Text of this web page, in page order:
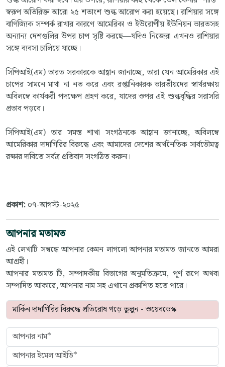
স্বরূপ অতিরিক্ত আরো ২৫ শতাংশ শুল্ক আরোপ করা হয়েছে। রাশিয়ার সঙ্গে
বাণিজ্যিক সম্পর্ক রাখার কারণে আমেরিকা ও ইউরোপীয় ইউনিয়ন ভারতসহ
অন্যান্য দেশগুলির উপর চাপ সৃষ্টি করছে—যদিও নিজেরা এখনও রাশিয়ার
সঙ্গে ব্যবসা চালিয়ে যাচ্ছে।
সিপিআই(এম) ভারত সরকারকে আহ্বান জানাচ্ছে, তারা যেন আমেরিকার এই
চাপের সামনে মাথা না নত করে এবং রপ্তানিকারক ভারতীয়দের স্বার্থরক্ষায়
অবিলম্বে কার্যকরী পদক্ষেপ গ্রহণ করে, যাদের ওপর এই শুল্কবৃদ্ধির সরাসরি
প্রভাব পড়বে।
সিপিআই(এম) তার সমস্ত শাখা সংগঠনকে আহ্বান জানাচ্ছে, অবিলম্বে
আমেরিকার দাদাগিরির বিরুদ্ধে এবং আমাদের দেশের অর্থনৈতিক সার্বভৌমত্ব
রক্ষার দাবিতে সর্বত্র প্রতিবাদ সংগঠিত করুন।
প্রকাশ: ০৭-আগস্ট-২০২৫
আপনার মতামত
এই লেখাটি সম্বন্ধে আপনার কেমন লাগলো আপনার মতামত জানতে আমরা
আগ্রহী।
আপনার মতামত টি, সম্পাদকীয় বিভাগের অনুমতিক্রমে, পূর্ণ রূপে অথবা
সম্পাদিত আকারে, আপনার নাম সহ এখানে প্রকাশিত হতে পারে।